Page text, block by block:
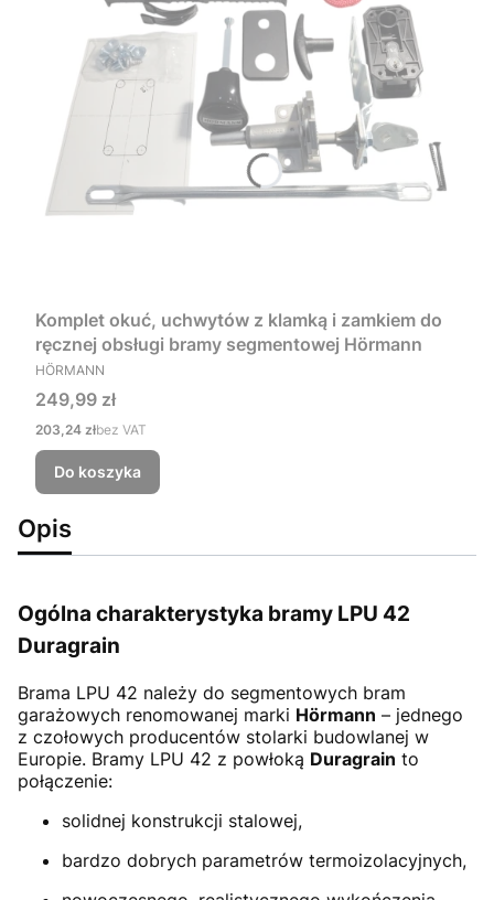
Komplet okuć, uchwytów z klamką i zamkiem do
ręcznej obsługi bramy segmentowej Hörmann
PRODUCENT
HÖRMANN
Cena
249,99 zł
Cena
203,24 złbez VAT
Do koszyka
Opis
Ogólna charakterystyka bramy LPU 42
Duragrain
Brama LPU 42 należy do segmentowych bram
garażowych renomowanej marki Hörmann – jednego
z czołowych producentów stolarki budowlanej w
Europie. Bramy LPU 42 z powłoką Duragrain to
połączenie:
solidnej konstrukcji stalowej,
bardzo dobrych parametrów termoizolacyjnych,